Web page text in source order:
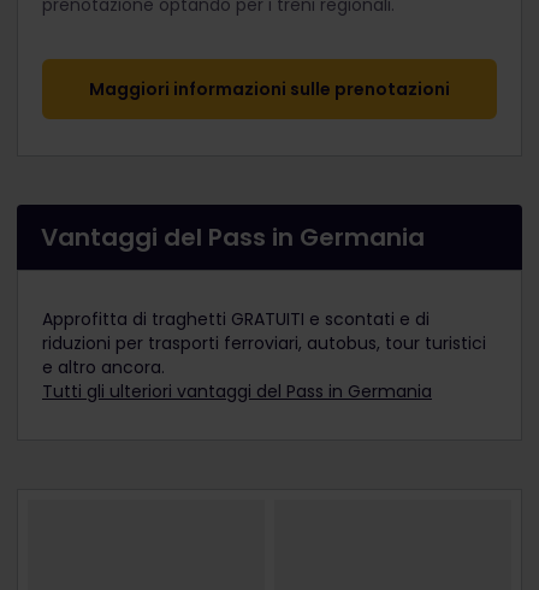
Maggiori informazioni sulle prenotazioni
Vantaggi del Pass in Germania
Approfitta di traghetti GRATUITI e scontati e di
riduzioni per trasporti ferroviari, autobus, tour turistici
e altro ancora.
Tutti gli ulteriori vantaggi del Pass in Germania